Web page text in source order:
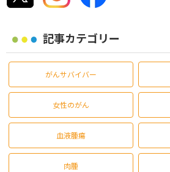
記事カテゴリー
がんサバイバー
女性のがん
血液腫瘍
肉腫